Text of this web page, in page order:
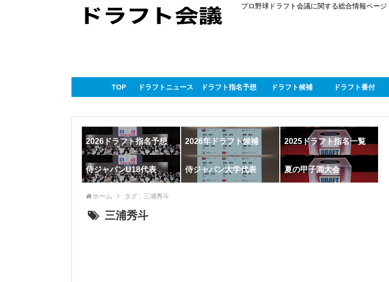
プロ野球ドラフト会議に関する総合情報ページ
TOP ドラフトニュース ドラフト指名予想 ドラフト候補 ドラフト番付
2026ドラフト指名予想 2026年ドラフト候補 2025ドラフト指名一覧
侍ジャパンU18代表 侍ジャパン大学代表 夏の甲子園大会
ホーム タグ : 三浦秀斗
三浦秀斗